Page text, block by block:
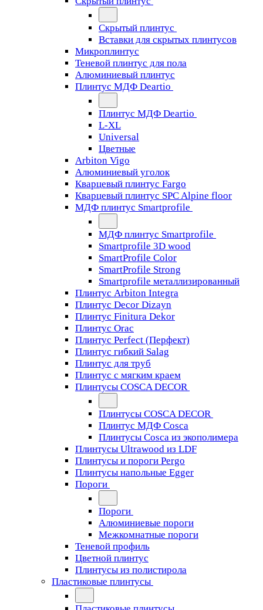
Скрытый плинтус
Вставки для скрытых плинтусов
Микроплинтус
Теневой плинтус для пола
Алюминиевый плинтус
Плинтус МДФ Deartio
Плинтус МДФ Deartio
L-XL
Universal
Цветные
Arbiton Vigo
Алюминиевый уголок
Кварцевый плинтус Fargo
Кварцевый плинтус SPC Alpine floor
МДФ плинтус Smartprofile
МДФ плинтус Smartprofile
Smartprofile 3D wood
SmartProfile Color
SmartProfile Strong
Smartprofile металлизированный
Плинтус Arbiton Integra
Плинтус Decor Dizayn
Плинтус Finitura Dekor
Плинтус Orac
Плинтус Perfect (Перфект)
Плинтус гибкий Salag
Плинтус для труб
Плинтус с мягким краем
Плинтусы COSCA DECOR
Плинтусы COSCA DECOR
Плинтус МДФ Cosca
Плинтусы Cosca из экополимера
Плинтусы Ultrawood из LDF
Плинтусы и пороги Pergo
Плинтусы напольные Egger
Пороги
Пороги
Алюминиевые пороги
Межкомнатные пороги
Теневой профиль
Цветной плинтус
Плинтусы из полистирола
Пластиковые плинтусы